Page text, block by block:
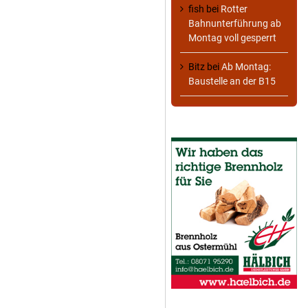
fish bei Rotter
Bahnunterführung ab
Montag voll gesperrt
Bitz beiAb Montag:
Baustelle an der B15